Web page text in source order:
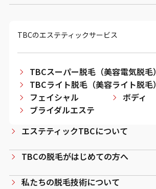
TBCのエステティックサービス
TBCスーパー脱毛（美容電気脱毛）
TBCライト脱毛（美容ライト脱毛）
フェイシャル
ボディ
ブライダルエステ
エステティックTBCについて
TBCの脱毛がはじめての方へ
私たちの脱毛技術について